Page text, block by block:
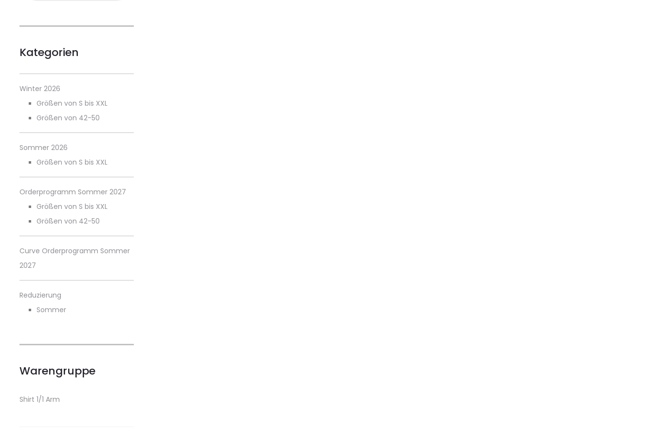
Kategorien
Winter 2026
Größen von S bis XXL
Größen von 42-50
Sommer 2026
Größen von S bis XXL
Orderprogramm Sommer 2027
Größen von S bis XXL
Größen von 42-50
Curve Orderprogramm Sommer
2027
Reduzierung
Sommer
Warengruppe
Shirt 1/1 Arm